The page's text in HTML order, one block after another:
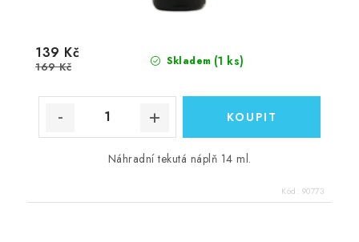
Skladem (1 ks)
139 Kč
169 Kč
Náhradní tekutá náplň 14 ml.
Kód: 90773